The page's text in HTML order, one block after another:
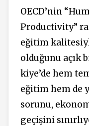
OECD’nin
Productivity”
eği­tim
olduğunu açık
kiye’de hem
eğitim hem de
sorunu,
geçi­şini